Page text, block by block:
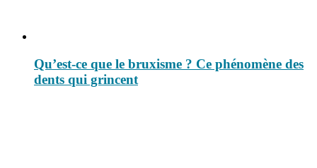
Qu’est-ce que le bruxisme ? Ce phénomène des
dents qui grincent